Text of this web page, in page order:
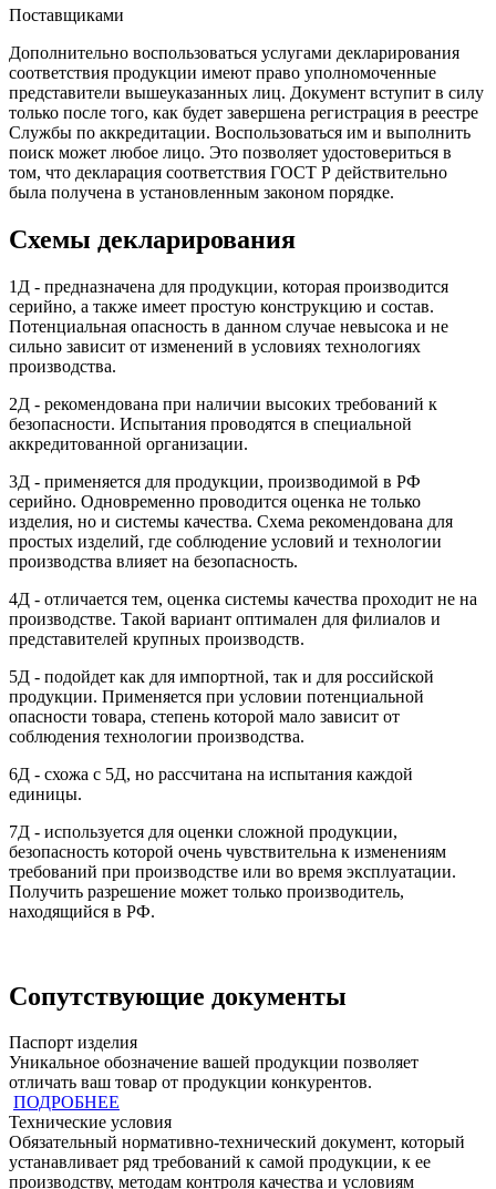
Поставщиками
Дополнительно воспользоваться услугами декларирования
соответствия продукции имеют право уполномоченные
представители вышеуказанных лиц. Документ вступит в силу
только после того, как будет завершена регистрация в реестре
Службы по аккредитации. Воспользоваться им и выполнить
поиск может любое лицо. Это позволяет удостовериться в
том, что декларация соответствия ГОСТ Р действительно
была получена в установленным законом порядке.
Схемы декларирования
1Д - предназначена для продукции, которая производится
серийно, а также имеет простую конструкцию и состав.
Потенциальная опасность в данном случае невысока и не
сильно зависит от изменений в условиях технологиях
производства.
2Д - рекомендована при наличии высоких требований к
безопасности. Испытания проводятся в специальной
аккредитованной организации.
3Д - применяется для продукции, производимой в РФ
серийно. Одновременно проводится оценка не только
изделия, но и системы качества. Схема рекомендована для
простых изделий, где соблюдение условий и технологии
производства влияет на безопасность.
4Д - отличается тем, оценка системы качества проходит не на
производстве. Такой вариант оптимален для филиалов и
представителей крупных производств.
5Д - подойдет как для импортной, так и для российской
продукции. Применяется при условии потенциальной
опасности товара, степень которой мало зависит от
соблюдения технологии производства.
6Д - схожа с 5Д, но рассчитана на испытания каждой
единицы.
7Д - используется для оценки сложной продукции,
безопасность которой очень чувствительна к изменениям
требований при производстве или во время эксплуатации.
Получить разрешение может только производитель,
находящийся в РФ.
Сопутствующие документы
Паспорт изделия
Уникальное обозначение вашей продукции позволяет
отличать ваш товар от продукции конкурентов.
ПОДРОБНЕЕ
Технические условия
Обязательный нормативно-технический документ, который
устанавливает ряд требований к самой продукции, к ее
производству, методам контроля качества и условиям